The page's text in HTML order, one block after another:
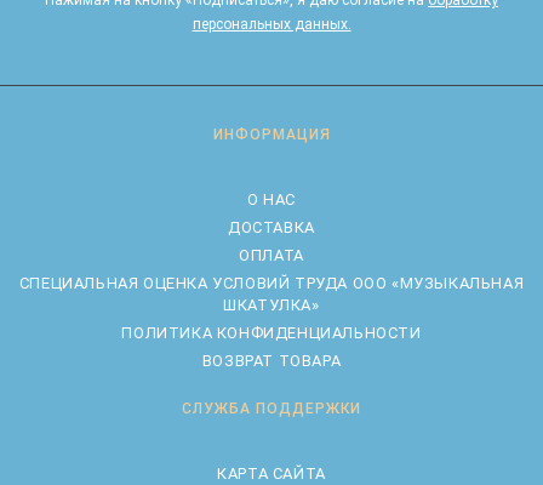
персональных данных.
ИНФОРМАЦИЯ
О НАС
ДОСТАВКА
ОПЛАТА
CПЕЦИАЛЬНАЯ ОЦЕНКА УСЛОВИЙ ТРУДА ООО «МУЗЫКАЛЬНАЯ
ШКАТУЛКА»
ПОЛИТИКА КОНФИДЕНЦИАЛЬНОСТИ
ВОЗВРАТ ТОВАРА
СЛУЖБА ПОДДЕРЖКИ
КАРТА САЙТА